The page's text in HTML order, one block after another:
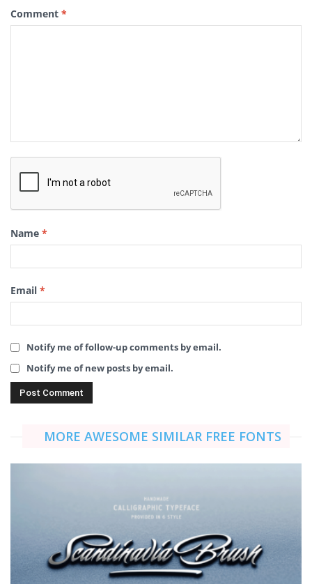
Comment *
Name *
Email *
Notify me of follow-up comments by email.
Notify me of new posts by email.
MORE AWESOME SIMILAR FREE FONTS